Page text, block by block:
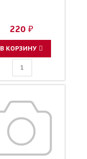
220 ₽
В КОРЗИНУ